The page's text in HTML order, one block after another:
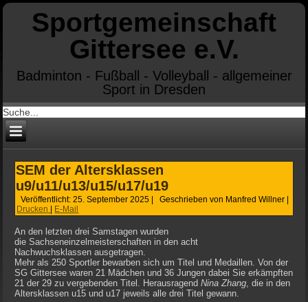
Sportgemeinschaft
Gittersee e.V.
Badminton - Fußball - Volleyball - allgemeiner
Sport in Dresden
SEM der Altersklassen
u9/u11/u13/u15/u17/u19
Veröffentlicht: 25. September 2025 | Geschrieben von Manfred Willner |
Drucken | E-Mail
An den letzten drei Samstagen wurden
die Sachseneinzelmeisterschaften in den acht
Nachwuchsklassen ausgetragen.
Mehr als 250 Sportler bewarben sich um Titel und Medaillen. Von der
SG Gittersee waren 21 Mädchen und 36 Jungen dabei Sie erkämpften
21 der 29 zu vergebenden Titel. HerausragendNina Zhang , die in den
Altersklassen u15 und u17 jeweils alle drei Titel gewann.